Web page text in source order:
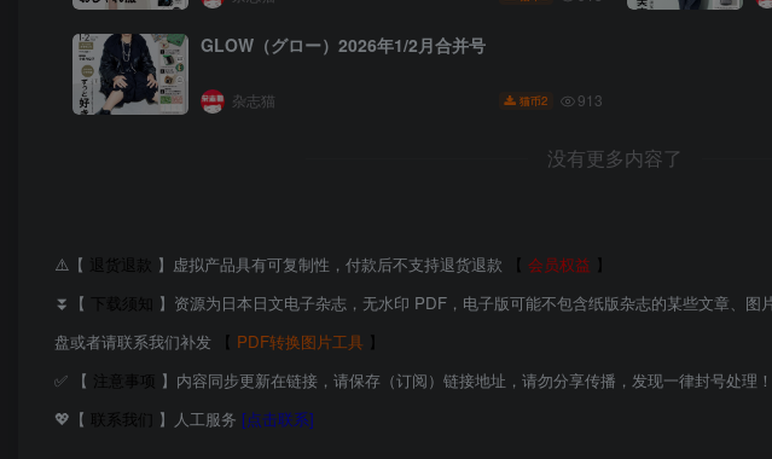
GLOW（グロー）2026年1/2月合并号
杂志猫 猫币2 913
没有更多内容了
⚠️【 退货退款 】虚拟产品具有可复制性，付款后不支持退货退款 【 会员权益 】
⏬【
下载须知
】资源为日本日文电子杂志，无水印 PDF，电子版可能不包含纸版杂志的某些文章、
盘或者请联系我们补发
【 PDF转换图片工具 】
✅ 【 注意事项 】内容同步更新在链接，请保存（订阅）链接地址，请勿分享传播，发现一律封号处理！
💖【 联系我们 】人工服务 [点击联系]